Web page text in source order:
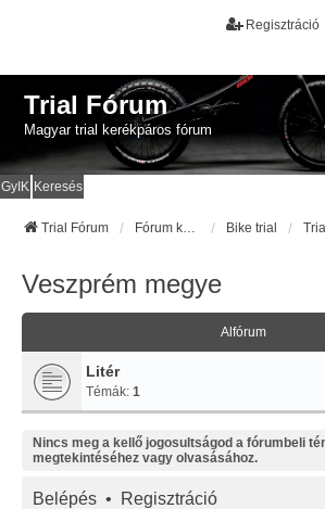
Regisztráció
Trial Fórum
Magyar trial kerékpáros fórum
GyIK Keresés
Trial Fórum Bike trial
Veszprém megye
Alfórum
Litér
Témák: 1
Nincs meg a kellő jogosultságod a fórumbeli
megtekintéséhez vagy olvasásához.
Belépés • Regisztráció